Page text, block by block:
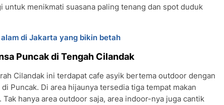
untuk menikmati suasana paling tenang dan spot duduk
di Jakarta yang bikin betah
Puncak di Tengah Cilandak
Cilandak ini terdapat cafe asyik bertema outdoor dengan
Puncak. Di area hijaunya tersedia tiga tempat makan
hanya area outdoor saja, area indoor-nya juga cantik